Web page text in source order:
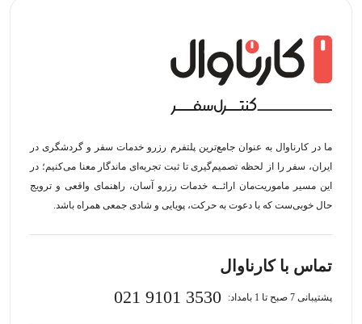
ما در کارناوال به عنوان جامع‌ترین پلتفرم رزرو خدمات سفر و گردشگری در
ایران، سفر را از لحظه‌ تصمیم‌گیری تا ثبت تجربه‌ای ماندگار معنا می‌کنیم؛ در
این مسیر‍ ماموریت‌مان اراﺋــﻪ خدمات رزرو آسان، راهنمای واقعی و ترویج
حال خوبی‌ست که با دعوت به حرکت، پویایی و شادی جمعی همراه باشد.
تماس با کارناوال
پشتیبانی 7 صبح تا 1 بامداد: 021 9101 3530